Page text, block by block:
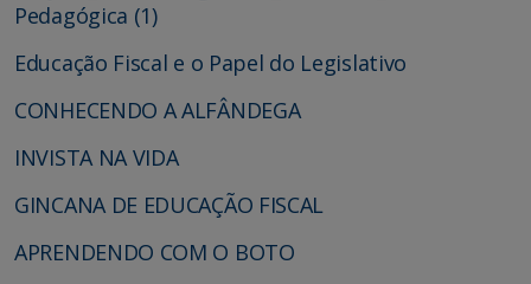
Pedagógica (1)
Educação Fiscal e o Papel do Legislativo
CONHECENDO A ALFÂNDEGA
INVISTA NA VIDA
GINCANA DE EDUCAÇÃO FISCAL
APRENDENDO COM O BOTO